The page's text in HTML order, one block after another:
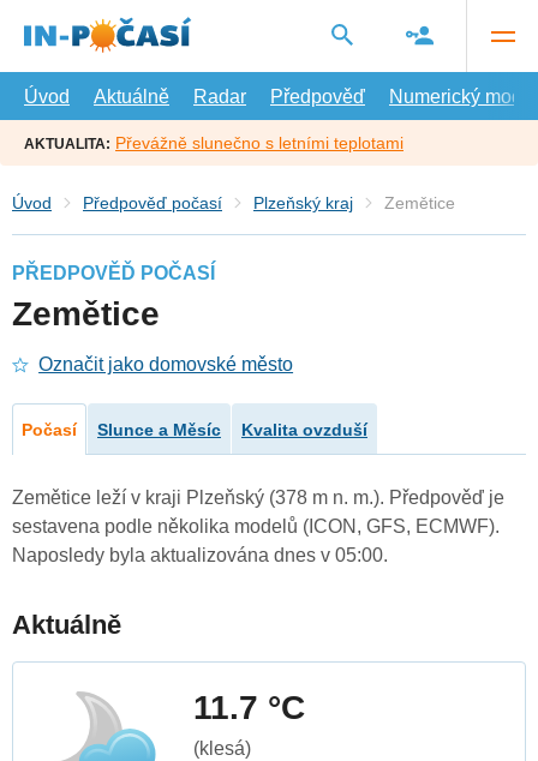
hlavní
Úvod
Aktuálně Radar Předpověď Numerický model
AKTUALITA: Převážně slunečno s letními teplotami
Úvod Předpověď počasí Plzeňský kraj Zemětice
PŘEDPOVĚĎ POČASÍ
Zemětice
Označit jako domovské město
Počasí Slunce a Měsíc Kvalita ovzduší
Zemětice leží v kraji Plzeňský (378 m n. m.). Předpověď je
sestavena podle několika modelů (ICON, GFS, ECMWF).
Naposledy byla aktualizována dnes v 05:00.
Aktuálně
11.7 °C
(klesá)